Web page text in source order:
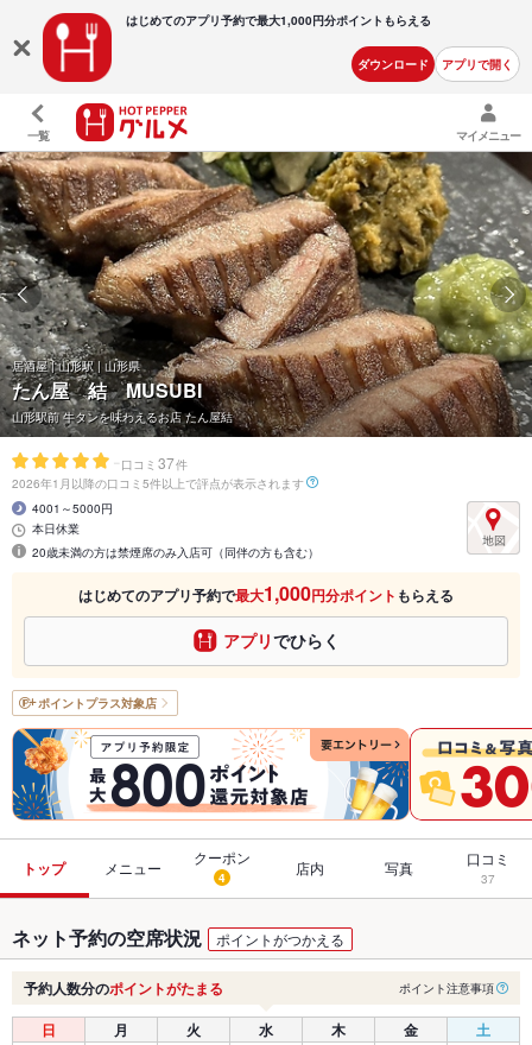
はじめてのアプリ予約で最大1,000円分ポイントもらえる
ダウンロード アプリで開く
一覧 マイメニュー
居酒屋 | 山形駅 | 山形県
たん屋 結 MUSUBI
山形駅前 牛タンを味わえるお店 たん屋結
- 口コミ 37件
2026年1月以降の口コミ5件以上で評点が表示されます
4001～5000円
本日休業
20歳未満の方は禁煙席のみ入店可（同伴の方も含む）
はじめてのアプリ予約で最大1,000円分ポイント もらえる
アプリでひらく
ポイントプラス対象店
トップ メニュー
クーポン
4 店内 写真 口コミ
37
ネット予約の空席状況 ポイントがつかえる
予約人数分のポイントがたまる ポイント注意事項
日 月 火 水 木 金 土